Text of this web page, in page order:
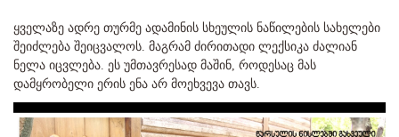
ყველაზე ადრე თურმე ადამინის სხეულის ნაწილების სახელები
შეიძლება შეიცვალოს. მაგრამ ძირითადი ლექსიკა ძალიან
ნელა იცვლება. ეს უმთავრესად მაშინ, როდესაც მას
დამყრობელი ერის ენა არ მოეხვევა თავს.